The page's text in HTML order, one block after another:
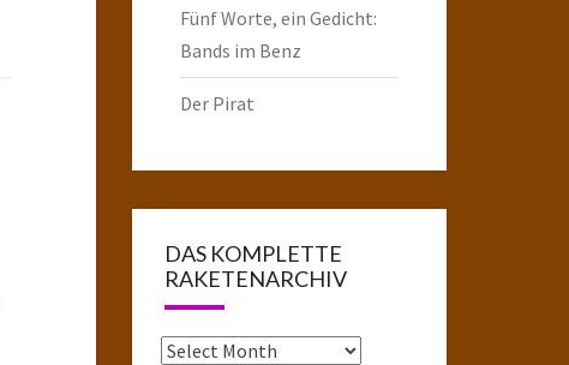
Fünf Worte, ein Gedicht:
Bands im Benz
Der Pirat
DAS KOMPLETTE
RAKETENARCHIV
Das